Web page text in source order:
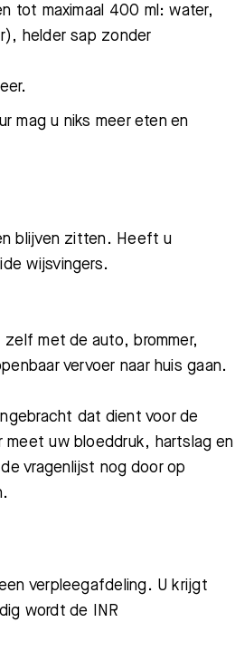
Afspraak maken
tot maximaal 400 ml: water,
heldersap zonder
mag u niks meer eten en
blijven zitten. Heeft u
wijsvingers.
met de auto, brommer,
vervoer naar huis gaan.
dat dient voor de
meet uw bloeddruk, hartslag en
vragenlijst nog door op
verpleegafdeling. U krijgt
wordt de INR